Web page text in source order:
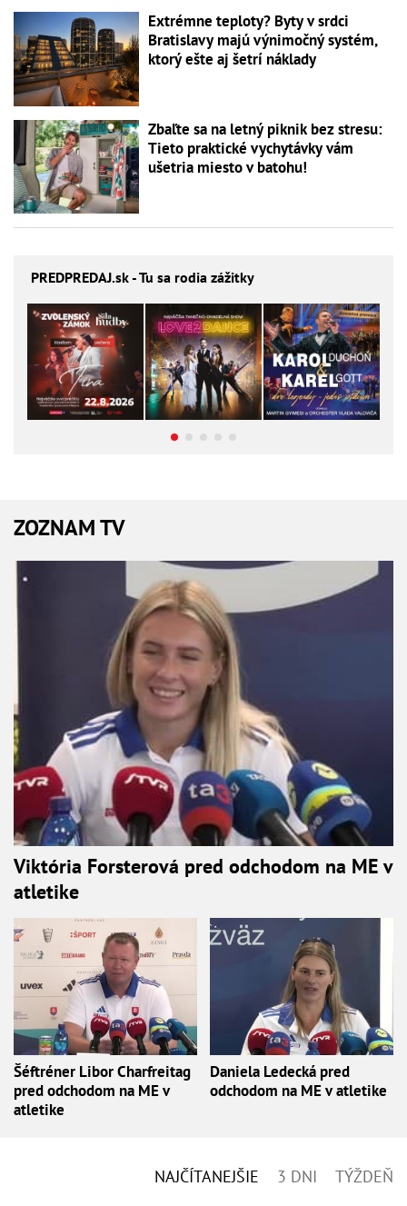
Extrémne teploty? Byty v srdci
Bratislavy majú výnimočný systém,
ktorý ešte aj šetrí náklady
Zbaľte sa na letný piknik bez stresu:
Tieto praktické vychytávky vám
ušetria miesto v batohu!
PREDPREDAJ.sk - Tu sa rodia zážitky
ZOZNAM TV
Viktória Forsterová pred odchodom na ME v
atletike
Šéftréner Libor Charfreitag
pred odchodom na ME v
atletike
Daniela Ledecká pred
odchodom na ME v atletike
NAJČÍTANEJŠIE 3 DNI TÝŽDEŇ